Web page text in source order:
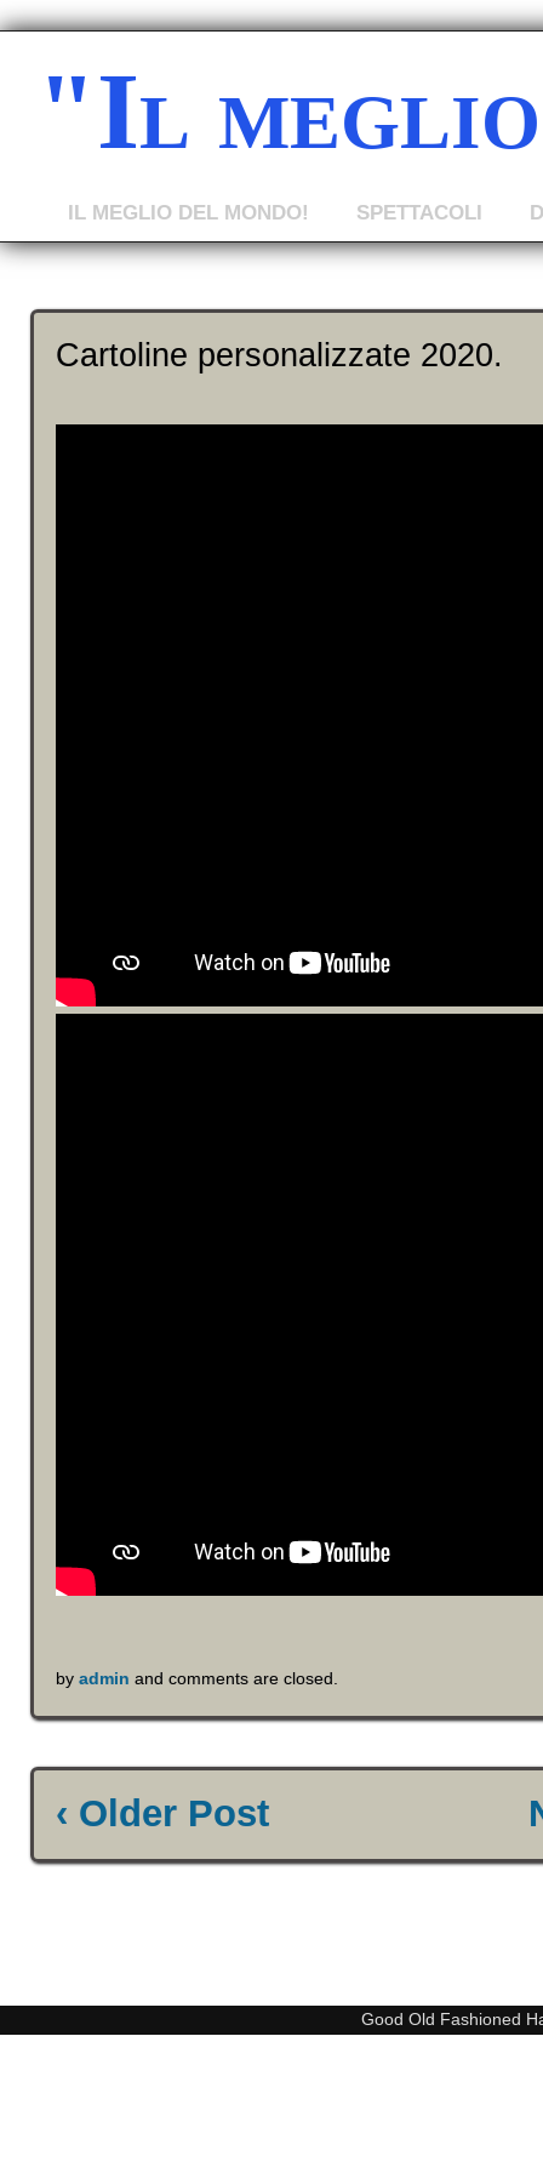
Cartoline personalizzate 2020.
byadmin and comments are closed.
‹ Older Post
Good Old Fashioned
"Il
IL MEGLIO DEL MONDO! SPETTACOLI